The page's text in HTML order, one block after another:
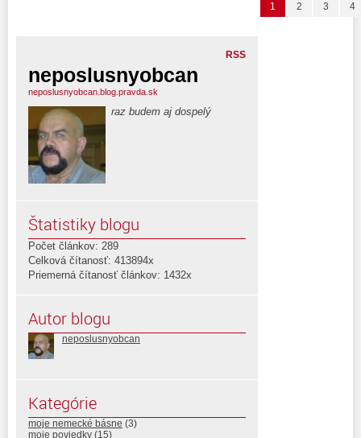
1 2 3 4
RSS
neposlusnyobcan
neposlusnyobcan.blog.pravda.sk
raz budem aj dospelý
Štatistiky blogu
Počet článkov: 289
Celková čítanosť: 413894x
Priemerná čítanosť článkov: 1432x
Autor blogu
neposlusnyobcan
Kategórie
moje nemecké básne (3)
moje poviedky (15)